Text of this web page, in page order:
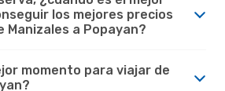
los mejores precios
Manizales a Popayan?
momento para viajar de